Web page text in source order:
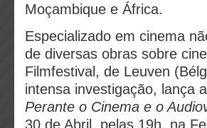
Moçambique e África.
Especializado em cinema
de diversas obras sobre
Filmfestival, de Leuven
intensa investigação, lança
Perante o Cinema e o
30 de Abril, pelas 19h, na